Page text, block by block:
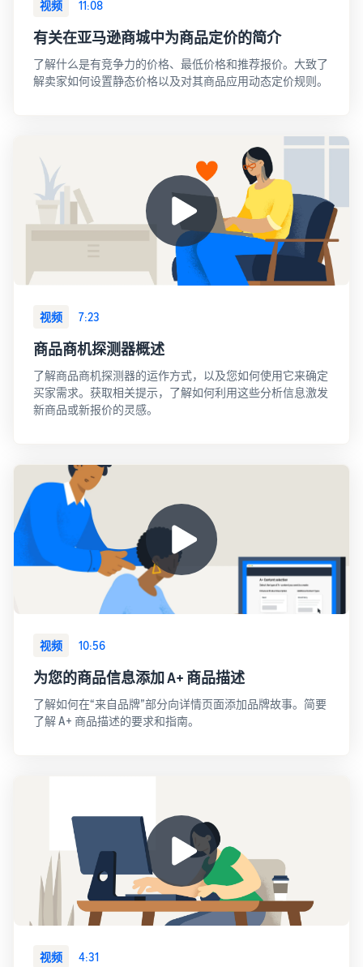
视频 11:08
有关在亚马逊商城中为商品定价的简介
了解什么是有竞争力的价格、最低价格和推荐报价。大致了
解卖家如何设置静态价格以及对其商品应用动态定价规则。
视频 7:23
商品商机探测器概述
了解商品商机探测器的运作方式，以及您如何使用它来确定
买家需求。获取相关提示，了解如何利用这些分析信息激发
新商品或新报价的灵感。
视频 10:56
为您的商品信息添加 A+ 商品描述
了解如何在“来自品牌”部分向详情页面添加品牌故事。简要
了解 A+ 商品描述的要求和指南。
视频 4:31